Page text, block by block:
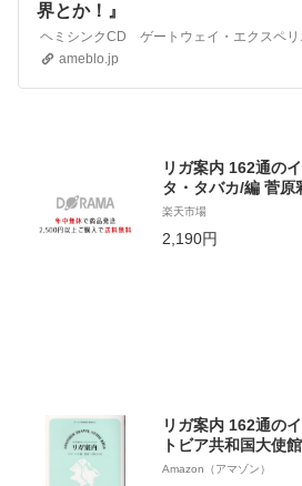
界とか！』
ameblo.jp
リガ案内 162通の
タ・タバカ/編 菅原
楽天市場
2,190円
リガ案内 162通の
トビア共和国大使
Amazon（アマゾン）